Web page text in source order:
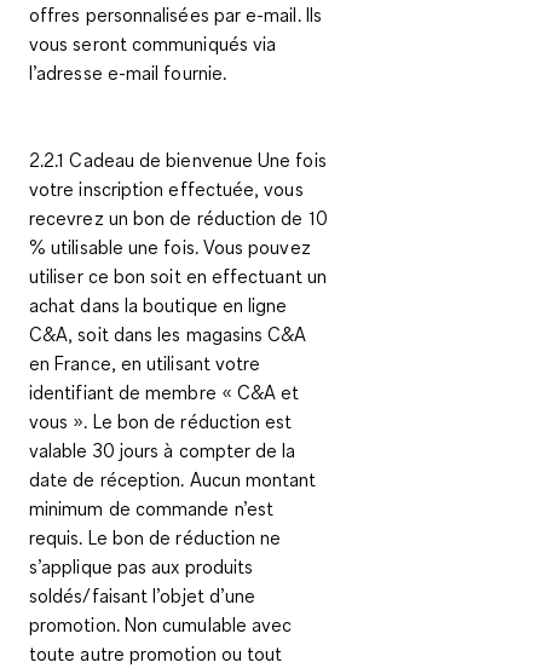
offres personnalisées par e-mail. Ils
vous seront communiqués via
l’adresse e-mail fournie.
2.2.1 Cadeau de bienvenue Une fois
votre inscription effectuée, vous
recevrez un bon de réduction de 10
% utilisable une fois. Vous pouvez
utiliser ce bon soit en effectuant un
achat dans la boutique en ligne
C&A, soit dans les magasins C&A
en France, en utilisant votre
identifiant de membre « C&A et
vous ». Le bon de réduction est
valable 30 jours à compter de la
date de réception. Aucun montant
minimum de commande n’est
requis. Le bon de réduction ne
s’applique pas aux produits
soldés/faisant l’objet d’une
promotion. Non cumulable avec
toute autre promotion ou tout